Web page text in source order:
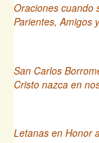
Oraciones cuando
Parientes, Amigos
San Carlos
Cristo nazca en
Letanas en Honor